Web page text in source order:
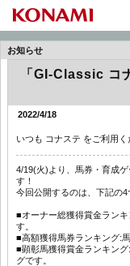
お知らせ
「GI-Classic コ
2022/4/18
いつも コナステ をご利用
4/19(火)より、馬券・育成
す！
今回公開するのは、下記の4
■オーナー総獲得賞金ラン
す。
■高額獲得馬券ランキング:
■顕彰馬獲得賞金ランキン
グです。